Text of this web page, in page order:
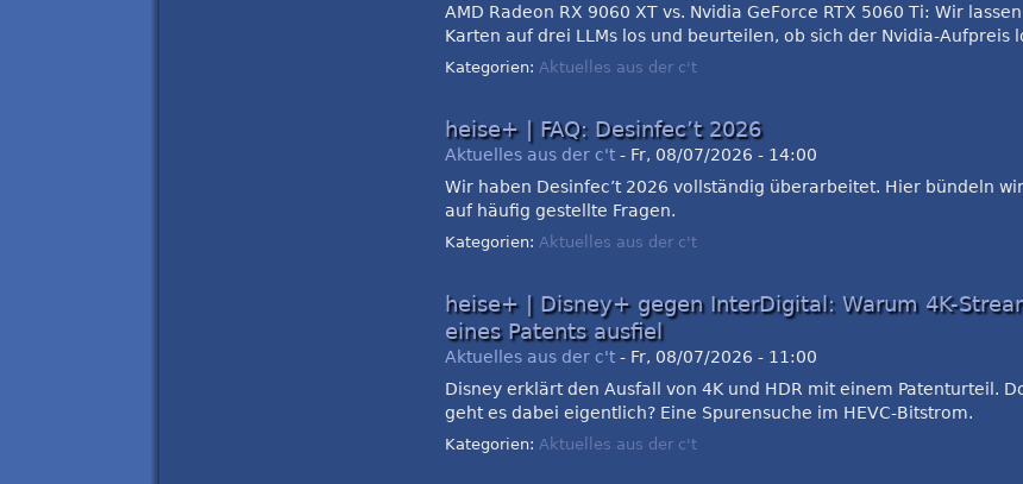
AMD Radeon RX 9060 XT vs. Nvidia GeForce RTX 5060 Ti: Wir
Karten auf drei LLMs los und beurteilen, ob sich der Nvidia-Aufpreis
Kategorien: Aktuelles aus der c't
heise+ | FAQ: Desinfec’t 2026
Aktuelles aus der c't - Fr, 08/07/2026 - 14:00
Wir haben Desinfec’t 2026 vollständig überarbeitet. Hier bündeln
auf häufig gestellte Fragen.
Kategorien:Aktuelles aus der c't
heise+ | Disney+ gegen InterDigital: Warum 4K-
eines Patents ausfiel
Aktuelles aus der c't - Fr, 08/07/2026 - 11:00
Disney erklärt den Ausfall von 4K und HDR mit einem Patenturteil.
geht es dabei eigentlich? Eine Spurensuche im HEVC-Bitstrom.
Kategorien:Aktuelles aus der c't